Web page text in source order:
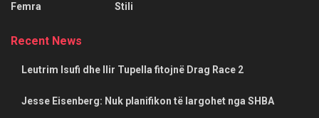
Femra
Stili
Recent News
Leutrim Isufi dhe Ilir Tupella fitojnë Drag Race 2
Jesse Eisenberg: Nuk planifikon të largohet nga SHBA